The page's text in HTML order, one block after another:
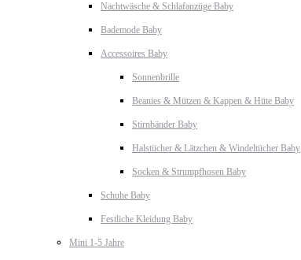
Nachtwäsche & Schlafanzüge Baby
Bademode Baby
Accessoires Baby
Sonnenbrille
Beanies & Mützen & Kappen & Hüte Baby
Stirnbänder Baby
Halstücher & Lätzchen & Windeltücher Baby
Socken & Strumpfhosen Baby
Schuhe Baby
Festliche Kleidung Baby
Mini 1-5 Jahre